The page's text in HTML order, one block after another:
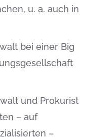
u. a. auch in
bei einer Big
und Prokurist
– auf
–